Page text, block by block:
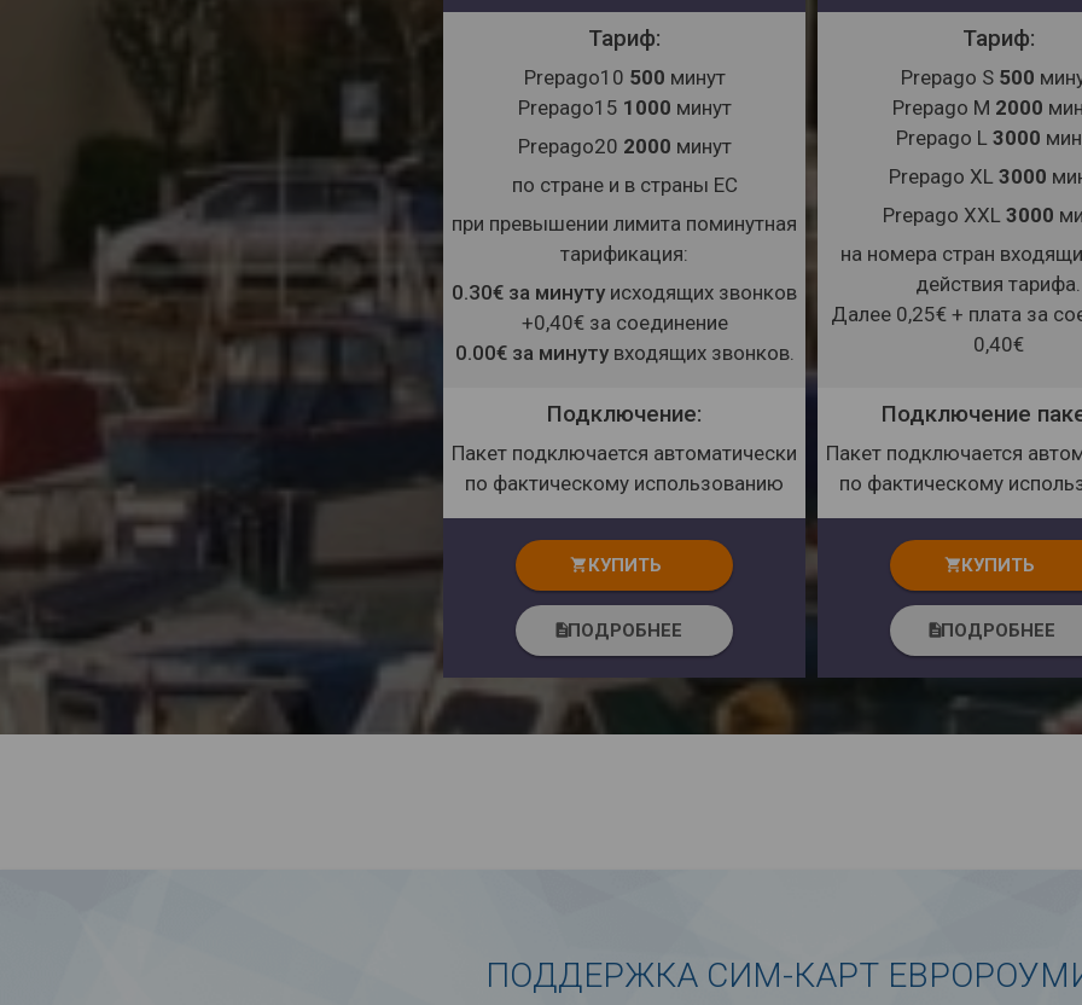
Тариф:
Prepago10 500 минут
Prepago15 1000 минут
Prepago20 2000 минут
по стране и в страны ЕС
при превышении лимита поминутная
тарификация:
0.30€ за минуту исходящих звонков
+0,40€ за соединение
0.00€ за минутувходящих звонков.
Подключение:
Пакет подключается автоматически
по фактическому использованию
shopping_cart КУПИТЬ
descriptionПОДРОБНЕЕ
Тариф:
Prepago S 500
Prepago M 2000
Prepago L 3000
Prepago XL3000
Prepago XXL 3000
на номера стран
действия тарифа.
Далее 0,25€ + плата за
0,40€
Подключение
Пакет подключается
по фактическому
shopping_cartКУПИТЬ
descriptionПОДРОБНЕЕ
ПОДДЕРЖКА СИМ-КАРТ